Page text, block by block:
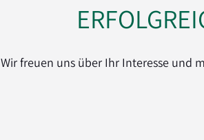
Wir freuen uns über Ihr Interesse und